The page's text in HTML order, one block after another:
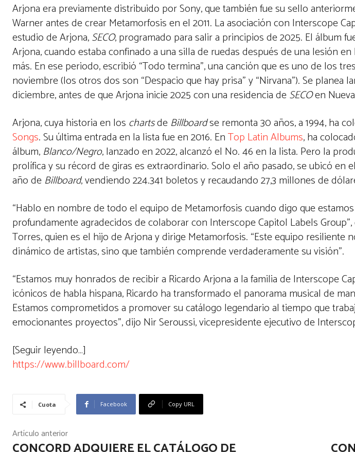
Arjona era previamente distribuido por Sony, que también fue su sello
Warner antes de crear Metamorfosis en el 2011. La asociación con Interscope
estudio de Arjona,SECO, programado para salir a principios de 2025. El álbum
Arjona, cuando estaba confinado a una silla de ruedas después de una lesión
más. En ese periodo, escribió “Todo termina”, una canción que es uno de los
noviembre (los otros dos son “Despacio que hay prisa” y “Nirvana”). Se planea
diciembre, antes de que Arjona inicie 2025 con una residencia deSECOen
Arjona, cuya historia en los chartsde Billboardse remonta 30 años, a 1994, ha
Songs. Su última entrada en la lista fue en 2016. EnTop Latin Albums, ha
álbum, Blanco/Negro, lanzado en 2022, alcanzó el No. 46 en la lista. Pero la
prolífica y su récord de giras es extraordinario. Solo el año pasado, se ubicó en
año de Billboard, vendiendo 224.341 boletos y recaudando 27,3 millones de
“Hablo en nombre de todo el equipo de Metamorfosis cuando digo que
profundamente agradecidos de colaborar con Interscope Capitol Labels
Torres, quien es el hijo de Arjona y dirige Metamorfosis. “Este equipo resiliente
dinámico de artistas, sino que también comprende verdaderamente su visión”.
“Estamos muy honrados de recibir a Ricardo Arjona a la familia de Interscope
icónicos de habla hispana, Ricardo ha transformado el panorama musical de
Estamos comprometidos a promover su catálogo legendario al tiempo que
emocionantes proyectos”, dijo Nir Seroussi, vicepresidente ejecutivo de
[Seguir leyendo…]
https://www.billboard.com/
Cuota Facebook Copy URL
Artículo anterior